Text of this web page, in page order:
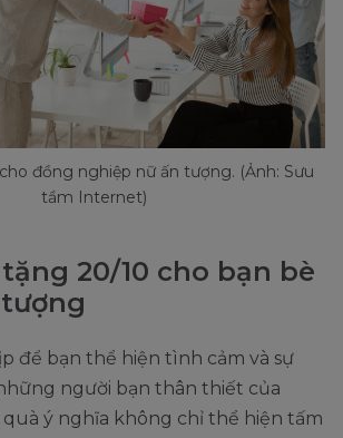
đồng nghiệp nữ ấn tượng. (Ảnh: Sưu
tầm Internet)
20/10 cho bạn bè
để bạn thể hiện tình cảm và sự
người bạn thân thiết của
ý nghĩa không chỉ thể hiện tấm